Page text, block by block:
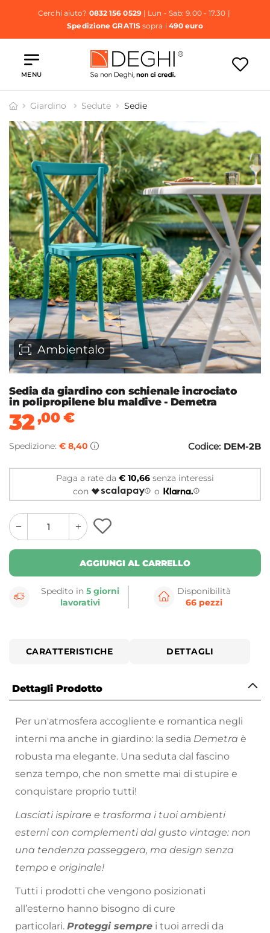
Cerchi aiuto? 0832 156 0529| Lun - Sab: 9.00 - 17.30 |
Spedizione GRATISsopra i 490 euro
MENU
Giardino Sedute Sedie
Ambientalo
Sedia da giardino con schienale incrociato
in polipropilene blu maldive - Demetra
32,00€
Spedizione: € 8,40 Codice: DEM-2B
Paga a rate da € 10,66 senza interessi
con
o
quantity
button
quantity
minus
button
AGGIUNGI AL CARRELLO
Spedito in5 giorni
lavorativi
Disponibilità
66 pezzi
CARATTERISTICHE DETTAGLI
Dettagli Prodotto
Per un'atmosfera accogliente e romantica negli
interni ma anche in giardino: la sedia Demetra è
robusta ma elegante. Una seduta dal fascino
senza tempo, che non smette mai di stupire e
conquistare proprio tutti!
Lasciati ispirare e trasforma i tuoi ambienti
esterni con complementi dal gusto vintage: non
una tendenza passeggera, ma design senza
tempo e originale!
Tutti i prodotti che vengono posizionati
all’esterno hanno bisogno di cure
particolari. Proteggi sempre i tuoi arredi da